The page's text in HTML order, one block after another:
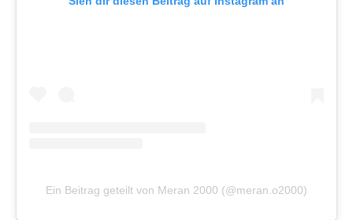
Ein Beitrag geteilt von Meran 2000 (@meran.o2000)